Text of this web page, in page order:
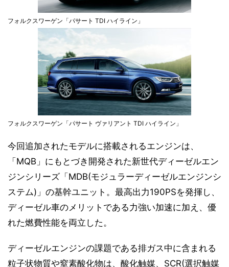
フォルクスワーゲン「パサート TDI ハイライン」
フォルクスワーゲン「パサート ヴァリアント TDI ハイライン」
今回追加されたモデルに搭載されるエンジンは、
「MQB」にもとづき開発された新世代ディーゼルエン
ジンシリーズ「MDB(モジュラーディーゼルエンジンシ
ステム)」の基幹ユニット。最高出力190PSを発揮し、
ディーゼル車のメリットである力強い加速に加え、優
れた燃費性能を両立した。
ディーゼルエンジンの課題である排ガス中に含まれる
粒子状物質や窒素酸化物は、酸化触媒、SCR(選択触媒